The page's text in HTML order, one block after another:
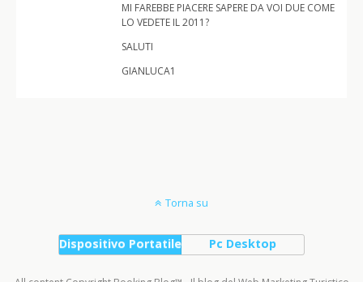
MI FAREBBE PIACERE SAPERE DA VOI DUE COME
LO VEDETE IL 2011?
SALUTI
GIANLUCA1
Torna su
Dispositivo Portatile Pc Desktop